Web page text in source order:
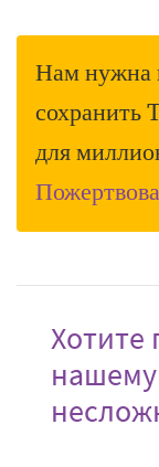
Нам нужна
сохранить
для
Хотите
нашему